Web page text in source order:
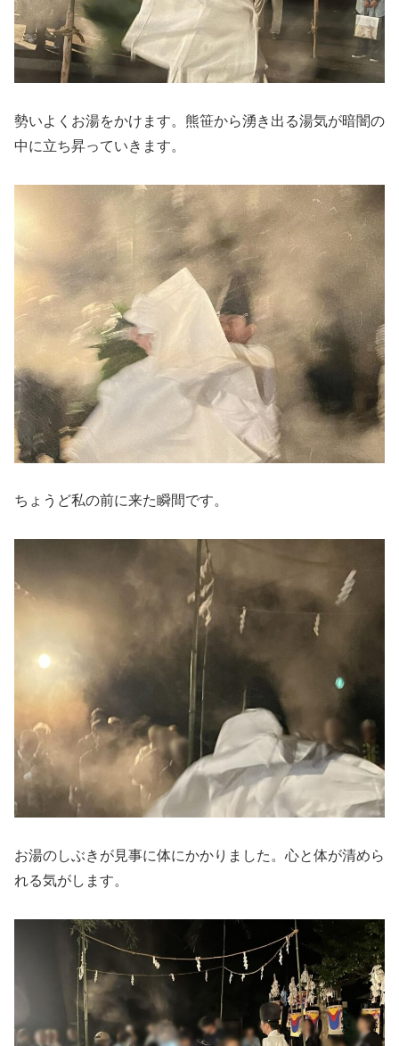
勢いよくお湯をかけます。熊笹から湧き出る湯気が暗闇の
中に立ち昇っていきます。
ちょうど私の前に来た瞬間です。
お湯のしぶきが見事に体にかかりました。心と体が清めら
れる気がします。